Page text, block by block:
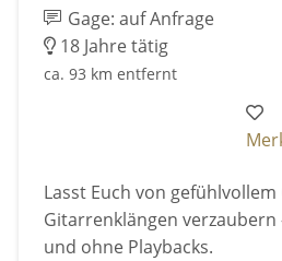
Gage: auf Anfrage
18 Jahre tätig
ca. 93 km entfernt
Lasst Euch von
Gitarrenklängen verzaubern
und ohne Playbacks.